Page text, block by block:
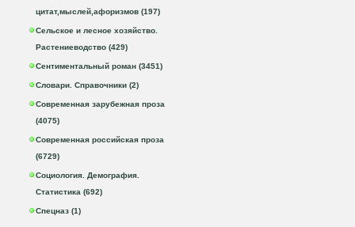
цитат,мыслей,афоризмов (197)
Сельское и лесное хозяйство.
Растениеводство (429)
Сентиментальный роман (3451)
Словари. Справочники (2)
Современная зарубежная проза
(4075)
Современная российская проза
(6729)
Социология. Демография.
Статистика (692)
Спецназ (1)